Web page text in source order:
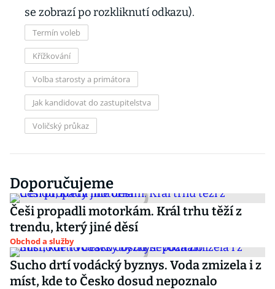
se zobrazí po rozkliknutí odkazu).
Termín voleb
Křížkování
Volba starosty a primátora
Jak kandidovat do zastupitelstva
Voličský průkaz
Doporučujeme
Češi propadli motorkám. Král trhu těží z
trendu, který jiné děsí
Obchod a služby
Sucho drtí vodácký byznys. Voda zmizela i z
míst, kde to Česko dosud nepoznalo